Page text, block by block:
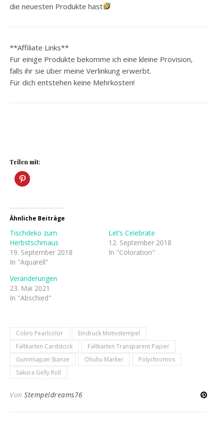
die neuesten Produkte hast
**Affiliate Links**
Für einige Produkte bekomme ich eine kleine Provision,
falls ihr sie über meine Verlinkung erwerbt.
Für dich entstehen keine Mehrkosten!
Teilen mit:
Ähnliche Beiträge
Tischdeko zum
Herbstschmaus
19. September 2018
In "Aquarell"
Let’s Celebrate
12. September 2018
In "Coloration"
Veränderungen
23. Mai 2021
In "Abschied"
Coliro Pearlcolor
Eindruck Motivstempel
Faltkarten Cardstock
Faltkarten Transparent Papier
Gummiapan Stanze
Ohuhu Marker
Polychromos
Sakura Gelly Roll
Von Stempeldreams76